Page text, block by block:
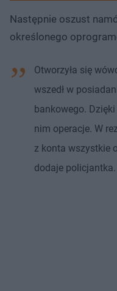
Następnie oszust
określonego
Otworzyła się
wszedł w
bankowego.
nim operacje. W
z konta wszystkie
dodaje policjantka.